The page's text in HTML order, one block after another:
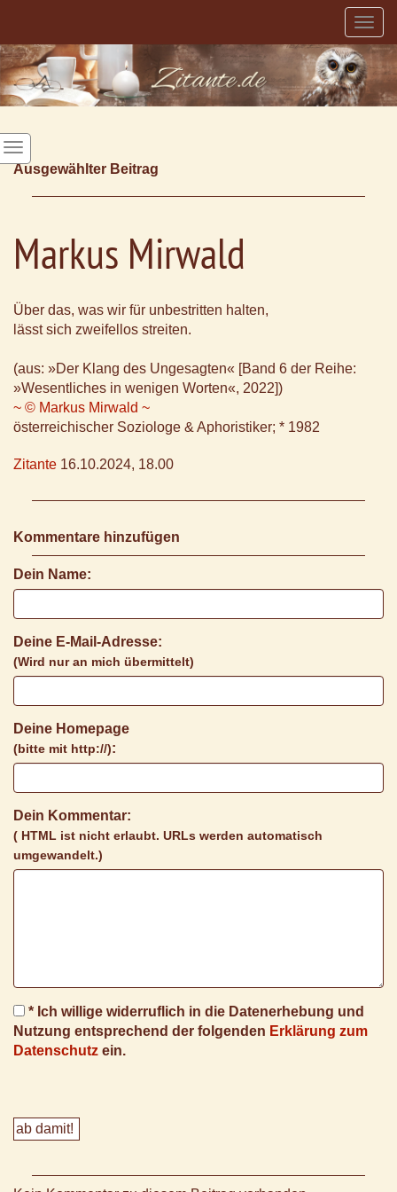
Ausgewählter Beitrag
Markus Mirwald
Über das, was wir für unbestritten halten,
lässt sich zweifellos streiten.
(aus: »Der Klang des Ungesagten« [Band 6 der Reihe:
»Wesentliches in wenigen Worten«, 2022])
~ © Markus Mirwald ~
österreichischer Soziologe & Aphoristiker; * 1982
Zitante 16.10.2024, 18.00
Kommentare hinzufügen
Dein Name:
Deine E-Mail-Adresse:
(Wird nur an mich übermittelt)
Deine Homepage
(bitte mit http://):
Dein Kommentar:
( HTML ist nicht erlaubt. URLs werden automatisch
umgewandelt.)
* Ich willige widerruflich in die Datenerhebung und
Nutzung entsprechend der folgenden Erklärung zum
Datenschutz ein.